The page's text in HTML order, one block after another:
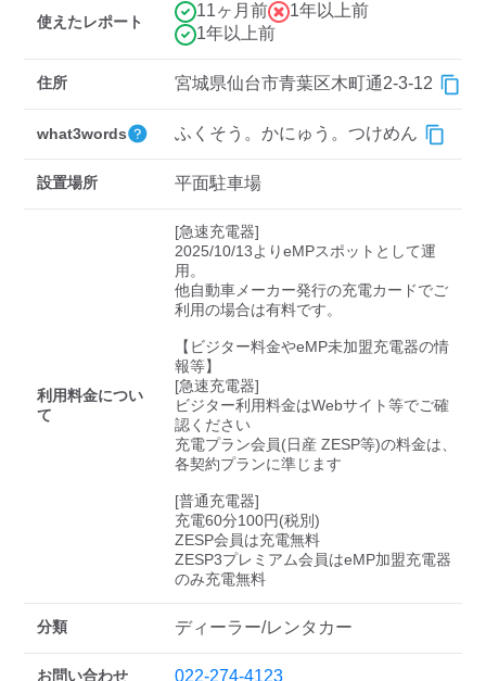
使えたレポート
11ヶ月前
1年以上前
1年以上前
住所 宮城県仙台市青葉区木町通2-3-12
what3words ふくそう。かにゅう。つけめん
設置場所 平面駐車場
利用料金につい
て
[急速充電器]
2025/10/13よりeMPスポットとして運
用。
他自動車メーカー発行の充電カードでご
利用の場合は有料です。
【ビジター料金やeMP未加盟充電器の情
報等】
[急速充電器]
ビジター利用料金はWebサイト等でご確
認ください
充電プラン会員(日産 ZESP等)の料金は、
各契約プランに準じます
[普通充電器]
充電60分100円(税別)
ZESP会員は充電無料
ZESP3プレミアム会員はeMP加盟充電器
のみ充電無料
分類 ディーラー/レンタカー
お問い合わせ 022-274-4123